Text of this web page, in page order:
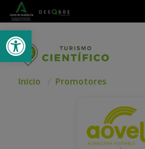
Abrir barra de herramientas
Inicio Promotores